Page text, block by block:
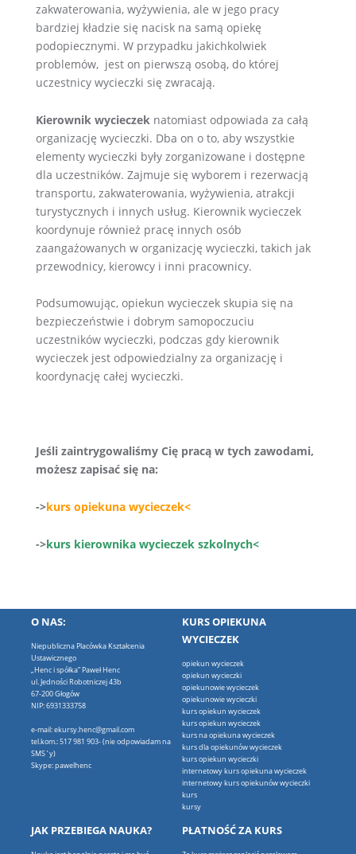
zakwaterowania, wyżywienia, ale w jego pracy
bardziej kładzie się nacisk na samą opiekę
podopiecznymi. W przypadku jakichkolwiek
problemów, jest on pierwszą osobą, do której
uczestnicy wycieczki się zwracają.
Kierownik wycieczek natomiast odpowiada za całą
organizację wycieczki. Dba on o to, aby wszystkie
elementy wycieczki były zorganizowane i dostępne
dla uczestników. Zajmuje się wyborem i rezerwacją
transportu, zakwaterowania, wyżywienia, atrakcji
turystycznych i innych usług. Kierownik wycieczek
koordynuje również pracę innych osób
zaangażowanych w organizację wycieczki, takich jak
przewodnicy, kierowcy i inni pracownicy.
Podsumowując, opiekun wycieczek skupia się na
bezpieczeństwie i dobrym samopoczuciu
uczestników wycieczki, podczas gdy kierownik
wycieczek jest odpowiedzialny za organizację i
koordynację całej wycieczki.
Jeśli zaintrygowaliśmy Cię pracą w tych zawodami,
możesz zapisać się na:
->kurs opiekuna wycieczek<
->kurs kierownika wycieczek szkolnych<
O NAS:
Niepubliczna Placówka Kształcenia
Ustawicznego
„Henc i spółka” Paweł Henc
ul. Jedności Robotniczej 43b
67-200 Głogów
NIP: 6931333758
e-mail: ekursy.henc@gmail.com
tel.kom.: 517 981 903- (nie odpowiadam na
SMS`y)
Skype: pawelhenc
KURS OPIEKUNA
WYCIECZEK
opiekun wycieczek
opiekun wycieczki
opiekunowie wycieczek
opiekunowie wycieczki
kurs opiekun wycieczek
kurs opiekun wycieczek
kurs na opiekuna wycieczek
kurs dla opiekunów wycieczek
kurs opiekun wycieczki
internetowy kurs opiekuna wycieczek
internetowy kurs opiekunów wycieczki
kurs
kursy
JAK PRZEBIEGA NAUKA? PŁATNOŚĆ ZA KURS